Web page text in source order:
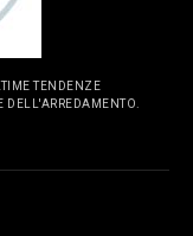
TENDENZE
DELL'ARREDAMENTO.